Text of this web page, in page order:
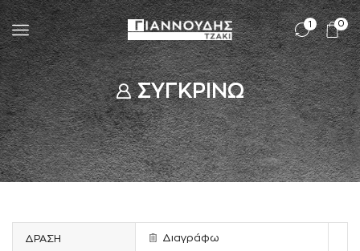
1 0
ΣΥΓΚΡΙΝΩ
ΔΡΑΣΗ Διαγράφω